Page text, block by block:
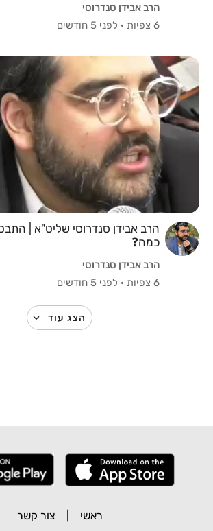
הרב אבידן סנדרוסי
6 צפיות
· לפני 5 חודשים
הרב אבידן סנדרוסי שליט"א |
כמה❓️
הרב אבידן סנדרוסי
6 צפיות
· לפני 5 חודשים
הצג עוד
ראשי צור קשר